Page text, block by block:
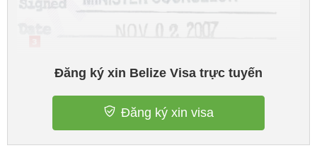
Đăng ký xin Belize Visa trực tuyến
Đăng ký xin visa